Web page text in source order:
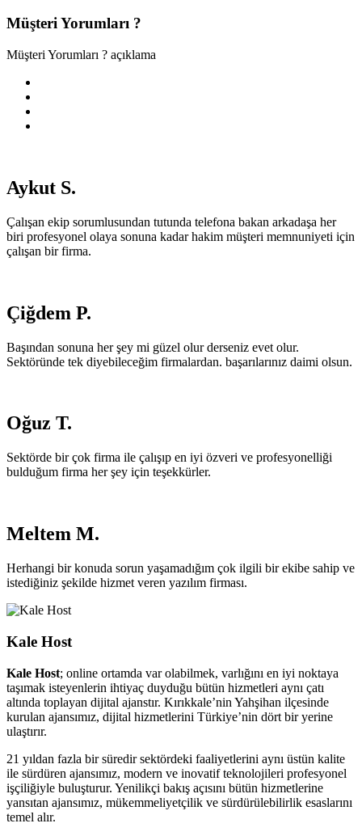
Müşteri Yorumları ?
Müşteri Yorumları ? açıklama
Aykut S.
Çalışan ekip sorumlusundan tutunda telefona bakan arkadaşa her
biri profesyonel olaya sonuna kadar hakim müşteri memnuniyeti için
çalışan bir firma.
Çiğdem P.
Başından sonuna her şey mi güzel olur derseniz evet olur.
Sektöründe tek diyebileceğim firmalardan. başarılarınız daimi olsun.
Oğuz T.
Sektörde bir çok firma ile çalışıp en iyi özveri ve profesyonelliği
bulduğum firma her şey için teşekkürler.
Meltem M.
Herhangi bir konuda sorun yaşamadığım çok ilgili bir ekibe sahip ve
istediğiniz şekilde hizmet veren yazılım firması.
Kale Host
Kale Host; online ortamda var olabilmek, varlığını en iyi noktaya
taşımak isteyenlerin ihtiyaç duyduğu bütün hizmetleri aynı çatı
altında toplayan dijital ajanstır. Kırıkkale’nin Yahşihan ilçesinde
kurulan ajansımız, dijital hizmetlerini Türkiye’nin dört bir yerine
ulaştırır.
21 yıldan fazla bir süredir sektördeki faaliyetlerini aynı üstün kalite
ile sürdüren ajansımız, modern ve inovatif teknolojileri profesyonel
işçiliğiyle buluşturur. Yenilikçi bakış açısını bütün hizmetlerine
yansıtan ajansımız, mükemmeliyetçilik ve sürdürülebilirlik esaslarını
temel alır.